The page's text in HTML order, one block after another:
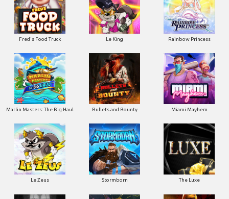
Fred's Food Truck Le King Rainbow Princess
Marlin Masters: The Big Haul Bullets and Bounty Miami Mayhem
Le Zeus Stormborn The Luxe